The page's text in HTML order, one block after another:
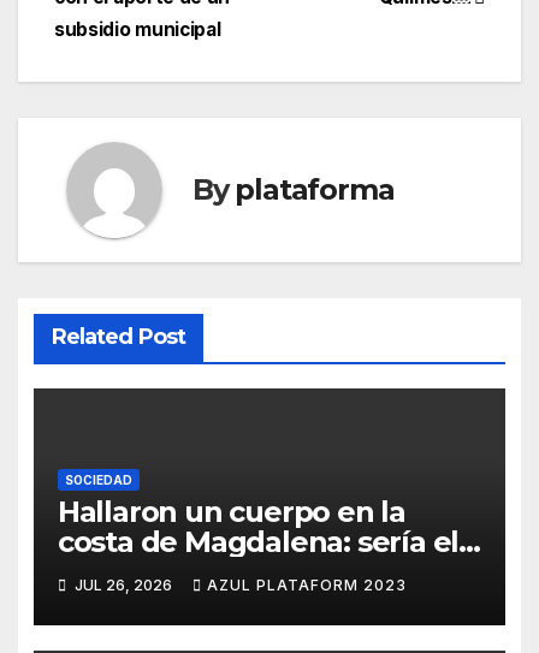
subsidio municipal
Byplataforma
Related Post
SOCIEDAD
Hallaron un cuerpo en la
costa de Magdalena: sería el
quinto pescador
desaparecido en Hudson
JUL 26, 2026 AZUL PLATAFORM 2023